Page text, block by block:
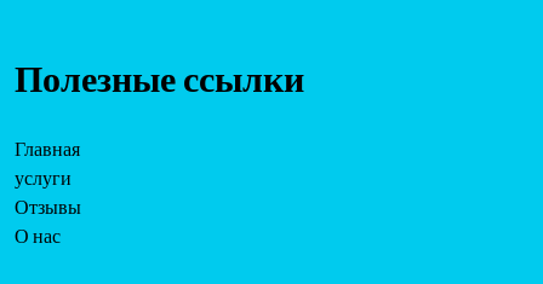
Полезные ссылки
Главная
услуги
Отзывы
О нас